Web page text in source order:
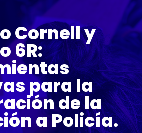
Cornell y
6R:
para la
de la
a Policía.